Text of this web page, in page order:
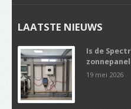
LAATSTE NIEUWS
Is de
19 mei 2026